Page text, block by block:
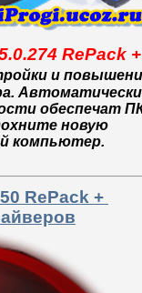
RePack +
и
обеспечат
новую
компьютер.
RePack +